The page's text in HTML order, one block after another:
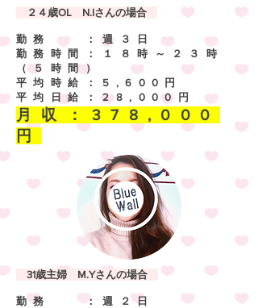
２４歳OL N.Iさんの場合
勤務 ：週３日
勤務時間：１８時～２３時
（５時間）
平均時給：5,600円
平均日給：28,000円
​月収：378,000
円
31歳主婦 M.Yさんの場合
勤務 ：週２日